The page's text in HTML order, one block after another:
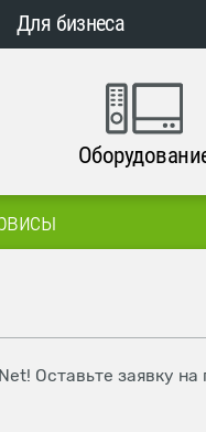
Для бизнеса
Оставьте заявку